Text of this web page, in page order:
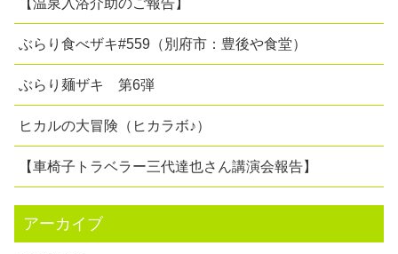
【温泉入浴介助のご報告】
ぶらり食べザキ#559（別府市：豊後や食堂）
ぶらり麺ザキ 第6弾
ヒカルの大冒険（ヒカラボ♪）
【車椅子トラベラー三代達也さん講演会報告】
アーカイブ